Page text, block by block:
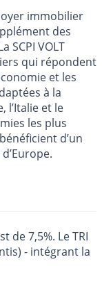
immobilier
des
SCPI VOLT
qui répondent
et les
à la
l’Italie et le
les plus
d’un
de 7,5%. Le TRI
- intégrant la